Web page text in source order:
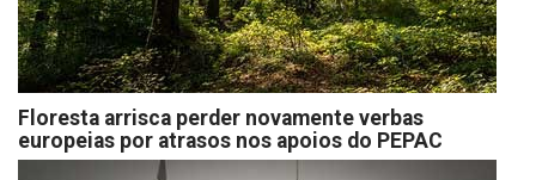
Floresta arrisca perder novamente verbas
europeias por atrasos nos apoios do PEPAC